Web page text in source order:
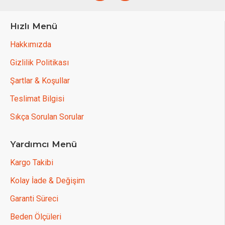
Hızlı Menü
Hakkımızda
Gizlilik Politikası
Şartlar & Koşullar
Teslimat Bilgisi
Sıkça Sorulan Sorular
Yardımcı Menü
Kargo Takibi
Kolay İade & Değişim
Garanti Süreci
Beden Ölçüleri